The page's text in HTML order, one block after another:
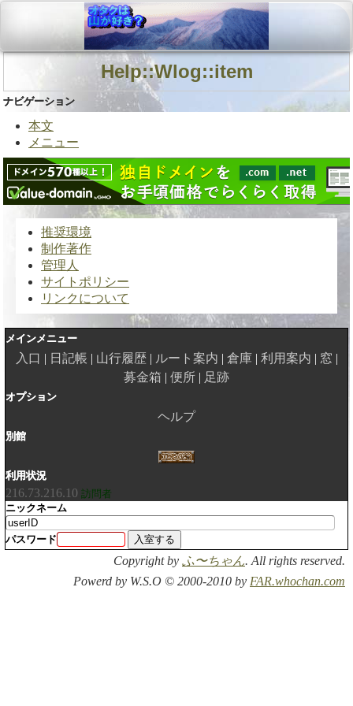
Help::Wlog::item
ナビゲーション
本文
メニュー
推奨環境
制作著作
管理人
サイトポリシー
リンクについて
メインメニュー
入口 日記帳 山行履歴 ルート案内 倉庫 利用案内
窓
募金箱
便所 足跡
オプション
ヘルプ
別館
利用状況
216.73.216.10 訪問者
ニックネーム
パスワード
Copyright by ふ〜ちゃん. All rights reserved.
Powerd by W.S.O © 2000-2010 by FAR.whochan.com